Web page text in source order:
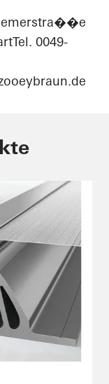
0049-